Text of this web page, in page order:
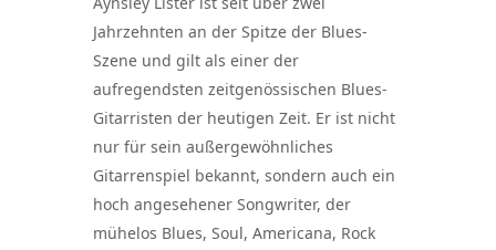
Jahrzehnten an der Spitze der Blues-
Szene und gilt als einer der
aufregendsten zeitgenössischen Blues-
Gitarristen der heutigen Zeit. Er ist nicht
nur für sein außergewöhnliches
Gitarrenspiel bekannt, sondern auch ein
hoch angesehener Songwriter, der
mühelos Blues, Soul, Americana, Rock